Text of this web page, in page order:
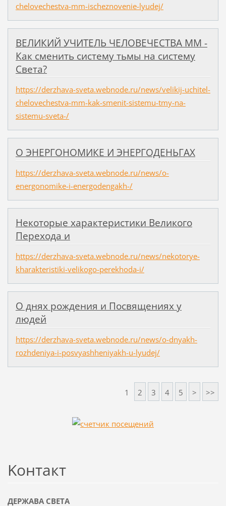
chelovechestva-mm-ischeznovenie-lyudej/
ВЕЛИКИЙ УЧИТЕЛЬ ЧЕЛОВЕЧЕСТВА ММ -
Как сменить систему тьмы на систему
Света?
https://derzhava-sveta.webnode.ru/news/velikij-uchitel-
chelovechestva-mm-kak-smenit-sistemu-tmy-na-
sistemu-sveta-/
О ЭНЕРГОНОМИКЕ И ЭНЕРГОДЕНЬГАХ
https://derzhava-sveta.webnode.ru/news/o-
energonomike-i-energodengakh-/
Некоторые характеристики Великого
Перехода и
https://derzhava-sveta.webnode.ru/news/nekotorye-
kharakteristiki-velikogo-perekhoda-i/
О днях рождения и Посвящениях у
людей
https://derzhava-sveta.webnode.ru/news/o-dnyakh-
rozhdeniya-i-posvyashheniyakh-u-lyudej/
1 2 3 4 5 > >>
Koнтакт
ДЕРЖАВА СВЕТА